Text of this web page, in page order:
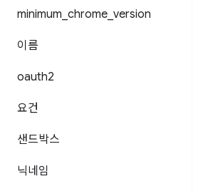
minimum chrome version
이름
oauth2
요건
샌드박스
닉네임